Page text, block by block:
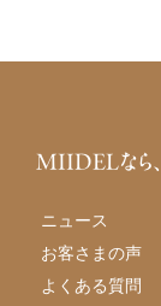
MIIDELなら
ニュース
お客さまの声
よくある質問